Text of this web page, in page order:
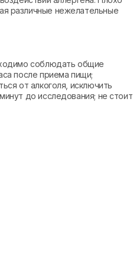
различные нежелательные
соблюдать общие
после приема пищи;
от алкоголя, исключить
до исследования; не стоит